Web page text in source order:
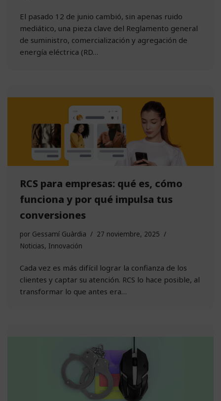
El pasado 12 de junio cambió, sin apenas ruido
mediático, una pieza clave del Reglamento general
de suministro, comercialización y agregación de
energía eléctrica (RD…
RCS para empresas: qué es, cómo
funciona y por qué impulsa tus
conversiones
por Gessamí Guàrdia
27 noviembre, 2025
Noticias, Innovación
Cada vez es más difícil lograr la confianza de los
clientes y captar su atención. RCS lo hace posible, al
transformar lo que antes era…